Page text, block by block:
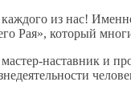
каждого из нас!
Рая», который
наставник и